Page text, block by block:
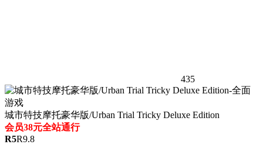
435
城市特技摩托豪华版/Urban Trial Tricky Deluxe Edition
会员38元全站通行
R5R9.8